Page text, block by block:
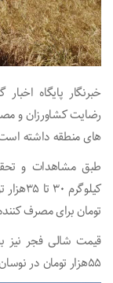
خبرنگار پایگاه
رضایت کشاورزان و
های منطقه داشته
طبق مشاهدات و
تومان برای مصرف
۵۵هزار تومان در نوسان می‌باشد.